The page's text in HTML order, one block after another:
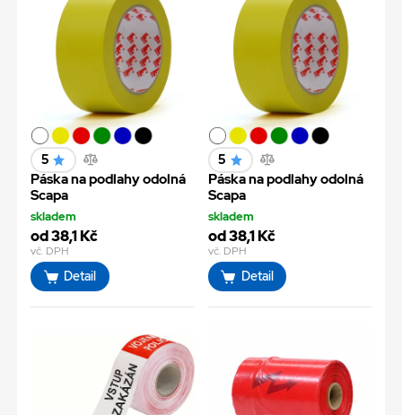
5
Páska na podlahy odolná
Scapa
skladem
od 38,1 Kč
vč. DPH
Detail
5
Páska na podlahy odolná
Scapa
skladem
od 38,1 Kč
vč. DPH
Detail